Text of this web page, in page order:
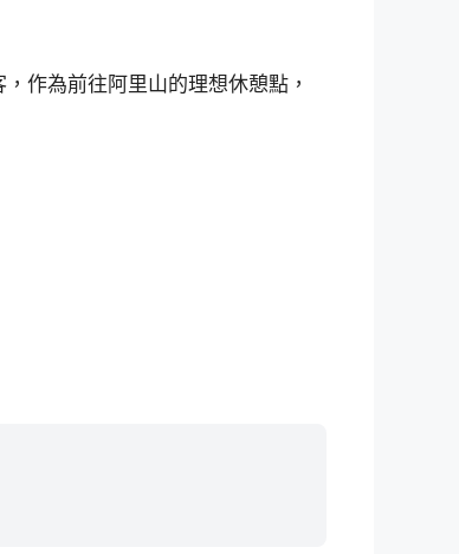
作為前往阿里山的理想休憩點，